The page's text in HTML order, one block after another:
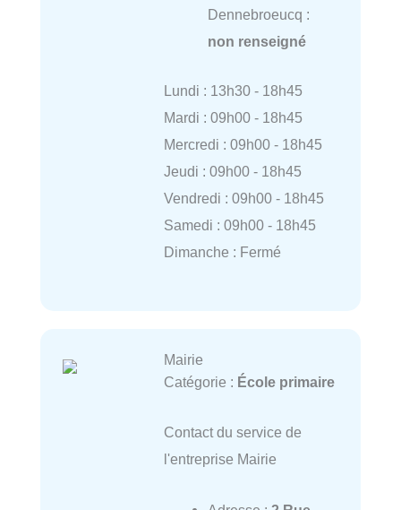
Dennebroeucq :
non renseigné
Lundi : 13h30 - 18h45
Mardi : 09h00 - 18h45
Mercredi : 09h00 - 18h45
Jeudi : 09h00 - 18h45
Vendredi : 09h00 - 18h45
Samedi : 09h00 - 18h45
Dimanche : Fermé
Mairie
Catégorie : École primaire
Contact du service de
l'entreprise Mairie